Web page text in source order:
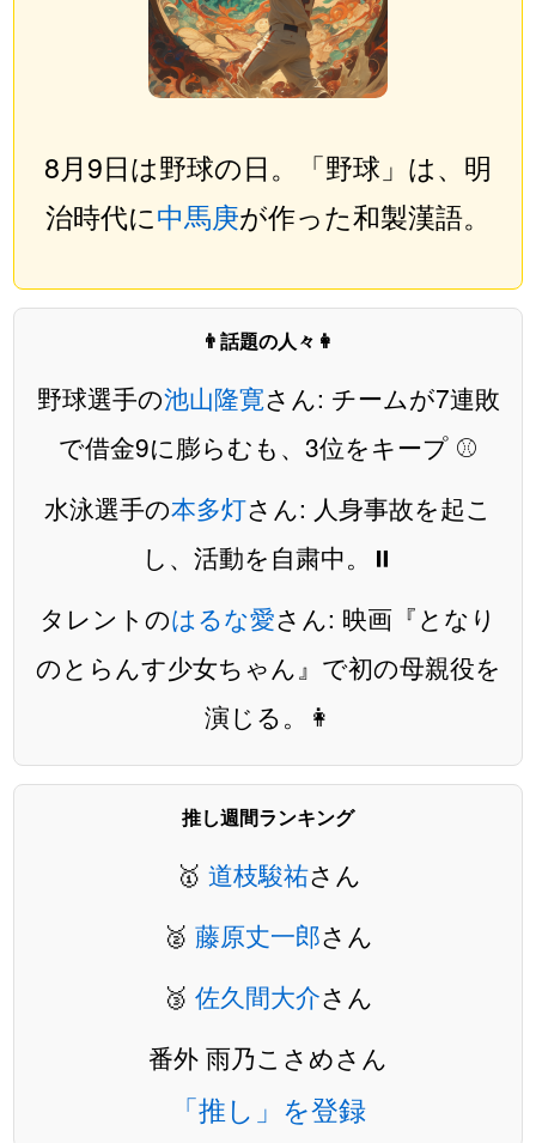
8月9日は野球の日。「野球」は、明
治時代に中馬庚が作った和製漢語。
👨話題の人々👩
野球選手の池山隆寛さん: チームが7連敗
で借金9に膨らむも、3位をキープ ⚾️
水泳選手の本多灯さん: 人身事故を起こ
し、活動を自粛中。⏸️
タレントのはるな愛さん: 映画『となり
のとらんす少女ちゃん』で初の母親役を
演じる。👩
推し週間ランキング
🥇 道枝駿祐さん
🥈 藤原丈一郎さん
🥉 佐久間大介さん
番外 雨乃こさめさん
「推し」を登録